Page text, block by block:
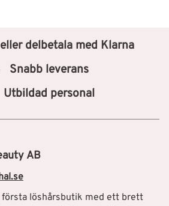
delbetala med Klarna
Snabb leverans
Utbildad personal
AB
första löshårsbutik med ett brett